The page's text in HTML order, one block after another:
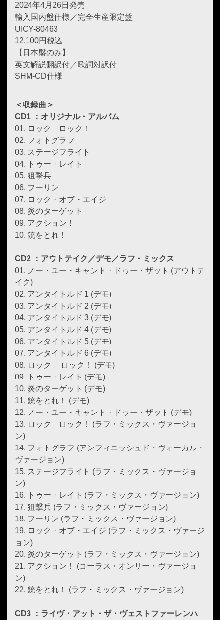
2024年4月26日発売
輸入国内盤仕様／完全生産限定盤
UICY-80463
12,100円税込
【日本盤のみ】
英文解説翻訳付／歌詞対訳付
SHM-CD仕様
＜収録曲＞
CD1 ：オリジナル・アルバム
01. ロック！ロック！
02. フォトグラフ
03. ステージフライト
04. トゥー・レイト
05. 狙撃兵
06. フーリン
07. ロック・オブ・エイジ
08. 炎のターゲット
09. アクション！
10. 銃をとれ！
CD2 ：アウトテイク／デモ／ラフ・ミックス
01. ノー・ユー・キャント・ドゥー・ザット (アウトテ
イク)
02. アンタイトルド 1 (デモ)
03. アンタイトルド 2 (デモ)
04. アンタイトルド 3 (デモ)
05. アンタイトルド 4 (デモ)
06. アンタイトルド 5 (デモ)
07. アンタイトルド 6 (デモ)
08. ロック！ ロック！ (デモ)
09. トゥー・レイト (デモ)
10. 炎のターゲット (デモ)
11. 銃をとれ！ (デモ)
12. ノー・ユー・キャント・ドゥー・ザット (デモ)
13. ロック！ロック！ (ラフ・ミックス・ヴァージョ
ン)
14. フォトグラフ (アンフィニッシュド・ヴォーカル・
ヴァージョン)
15. ステージフライト (ラフ・ミックス・ヴァージョ
ン)
16. トゥー・レイト (ラフ・ミックス・ヴァージョン)
17. 狙撃兵 (ラフ・ミックス・ヴァージョン)
18. フーリン (ラフ・ミックス・ヴァージョン)
19. ロック・オブ・エイジ (ラフ・ミックス・ヴァージ
ョン)
20. 炎のターゲット (ラフ・ミックス・ヴァージョン)
21. アクション！ (コーラス・オンリー・ヴァージョ
ン)
22. 銃をとれ！ (ラフ・ミックス・ヴァージョン)
CD3 ：ライヴ・アット・ザ・ヴェストファーレンハ